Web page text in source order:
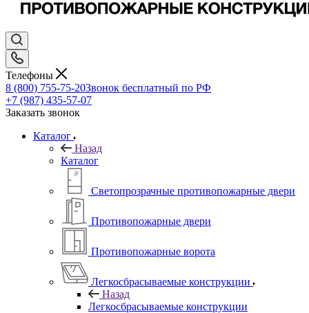
Телефоны
8 (800) 755-75-20Звонок бесплатный по РФ
+7 (987) 435-57-07
Заказать звонок
Каталог
Назад
Каталог
Светопрозрачные противопожарные двери
Противопожарные двери
Противопожарные ворота
Легкосбрасываемые конструкции
Назад
Легкосбрасываемые конструкции